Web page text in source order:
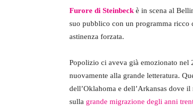
Furore di Steinbeck è in scena al
suo pubblico con un programma
astinenza forzata.
Popolizio ci aveva già emozionato nel
nuovamente alla grande letteratura.
dell’Oklahoma e dell’Arkansas dove
sulla grande migrazione degli anni